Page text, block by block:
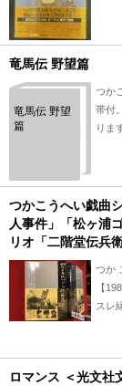
竜馬伝 野望篇
竜馬伝 野望
篇
つか
帯付
りま
つかこうへい戯曲
人事件」「松ヶ浦
リオ「二階堂伝兵
篇」「この愛の物語
つか
【
スレ
ロマンス ＜光文社